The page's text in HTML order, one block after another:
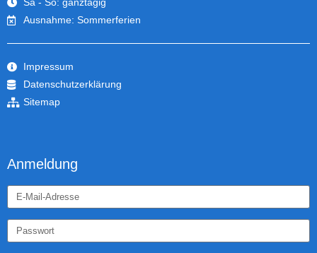
Sa - So: ganztägig
Ausnahme: Sommerferien
Impressum
Datenschutzerklärung
Sitemap
Anmeldung